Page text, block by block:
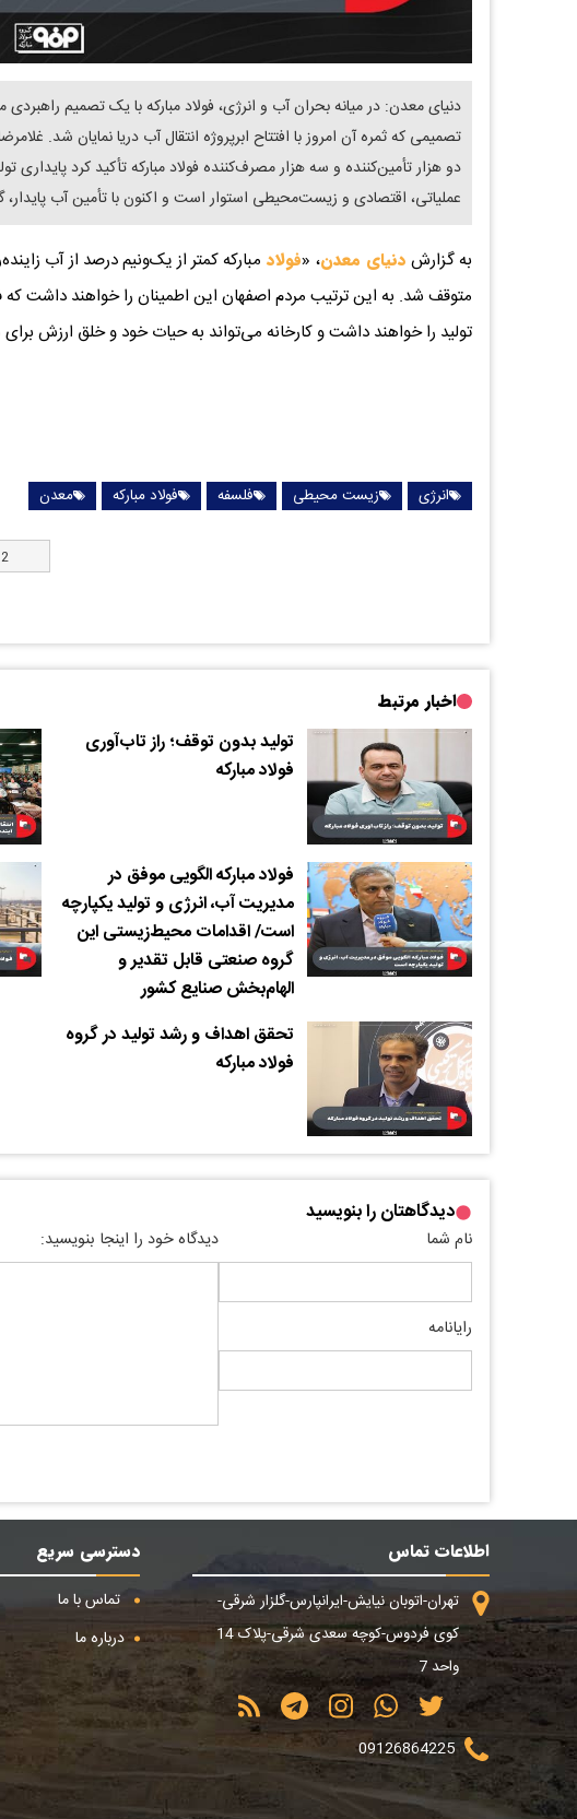
دنیای معدن: در میانه‌ بحران آب و انرژی، فولاد مبارکه با یک تصمیم
تصمیمی که ثمره آن امروز با افتتاح ابرپروژه انتقال آب دریا نمایان شد.
دو هزار تأمین‌کننده و سه هزار مصرف‌کننده فولاد مبارکه تأکید کرد
عملیاتی، اقتصادی و زیست‌محیطی استوار است و اکنون با تأمین آب پایدار،
به گزارش دنیای معدن، «فولاد مبارکه کمتر از یک‌ونیم درصد از آب
متوقف شد. به این ترتیب مردم اصفهان این اطمینان را خواهند داشت که
تولید را خواهند داشت و کارخانه می‌تواند به حیات خود و خلق ارزش
انرژی زیست محیطی فلسفه فولاد مبارکه معدن
اخبار مرتبط
تولید بدون توقف؛ راز تاب‌آوری
فولاد مبارکه
فولاد مبارکه الگویی موفق در
مدیریت آب، انرژی و تولید یکپارچه
است/ اقدامات محیط‌زیستی این
گروه صنعتی قابل تقدیر و
الهام‌بخش صنایع کشور
تحقق اهداف و رشد تولید در گروه
فولاد مبارکه
دیدگاهتان را بنویسید
نام شما
رایانامه
دیدگاه خود را اینجا بنویسید:
اطلاعات تماس
تهران-اتوبان نیایش-ایرانپارس-گلزار شرقی-
کوی فردوس-کوچه سعدی شرقی-پلاک 14
واحد 7
09126864225
دسترسی سریع
تماس با ما
درباره ما